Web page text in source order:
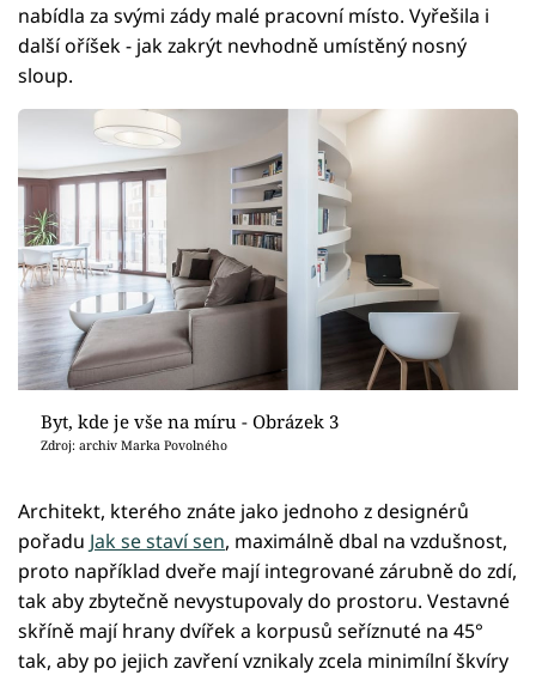
nabídla za svými zády malé pracovní místo. Vyřešila i
další oříšek - jak zakrýt nevhodně umístěný nosný
sloup.
Byt, kde je vše na míru - Obrázek 3
Zdroj: archiv Marka Povolného
Architekt, kterého znáte jako jednoho z designérů
pořadu Jak se staví sen, maximálně dbal na vzdušnost,
proto například dveře mají integrované zárubně do zdí,
tak aby zbytečně nevystupovaly do prostoru. Vestavné
skříně mají hrany dvířek a korpusů seříznuté na 45°
tak, aby po jejich zavření vznikaly zcela minimílní škvíry